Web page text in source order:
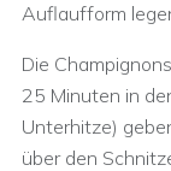
Auflaufform
Die
25 Minuten in
Unterhitze)
über den